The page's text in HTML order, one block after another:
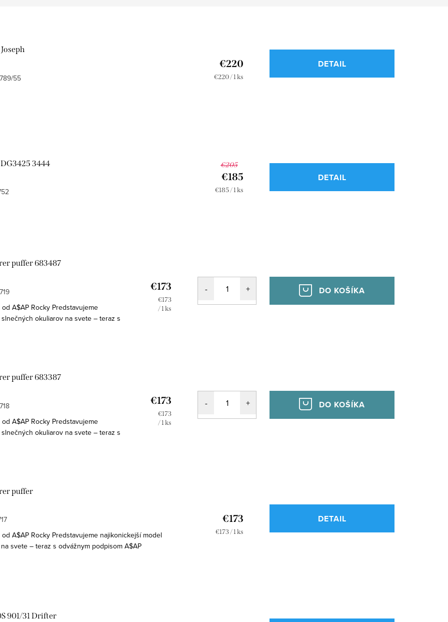
55
€220
Jednotková
€220 / 1 ks
DETAIL
3444 €205
€185
Jednotková
€185 / 1 ks
DETAIL
puffer 683487
od A$AP Rocky Predstavujeme
okuliarov na svete – teraz s
€173
Jednotková
cena:
€173
/ 1 ks
DO KOŠÍKA
puffer 683387
od A$AP Rocky Predstavujeme
okuliarov na svete – teraz s
€173
Jednotková
cena:
€173
/ 1 ks
DO KOŠÍKA
puffer
od A$AP Rocky Predstavujeme najikonickejší model
svete – teraz s odvážnym podpisom A$AP
€173
Jednotková
€173 / 1 ks
DETAIL
901/31 Drifter